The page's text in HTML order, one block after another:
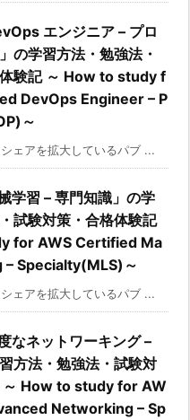
エンジニア – プロ
の学習方法・勉強法・
験記 ～ How to study f
DevOps Engineer – P
～
ェアを拡大しているパブ ...
学習 – 専門知識」の学
試験対策・合格体験記
for AWS Certified Ma
Specialty(MLS)～
ェアを拡大しているパブ ...
なネットワーキング –
方法・勉強法・試験対
～ How to study for AW
Networking – Sp